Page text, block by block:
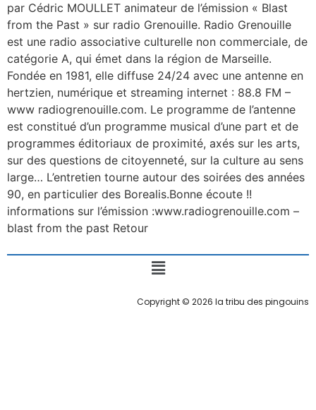
par Cédric MOULLET animateur de l’émission « Blast
from the Past » sur radio Grenouille. Radio Grenouille
est une radio associative culturelle non commerciale, de
catégorie A, qui émet dans la région de Marseille.
Fondée en 1981, elle diffuse 24/24 avec une antenne en
hertzien, numérique et streaming internet : 88.8 FM –
www radiogrenouille.com. Le programme de l’antenne
est constitué d’un programme musical d’une part et de
programmes éditoriaux de proximité, axés sur les arts,
sur des questions de citoyenneté, sur la culture au sens
large… L’entretien tourne autour des soirées des années
90, en particulier des Borealis.Bonne écoute !!
informations sur l’émission :www.radiogrenouille.com –
blast from the past Retour
Copyright © 2026 la tribu des pingouins